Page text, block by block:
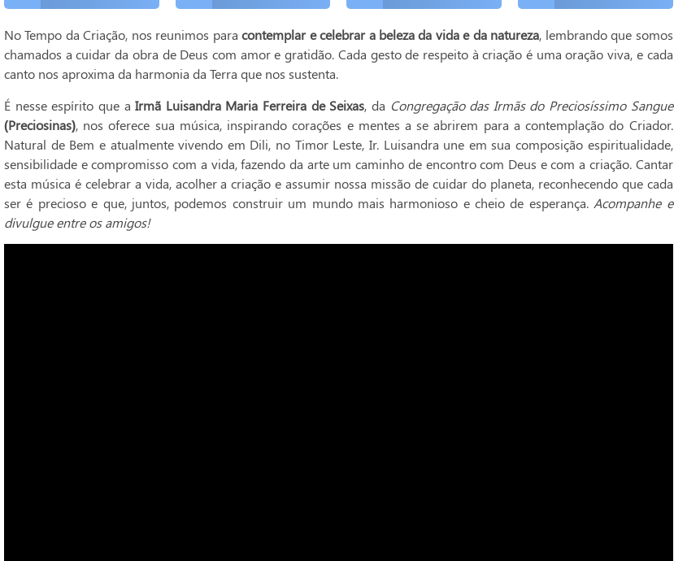
No Tempo da Criação, nos reunimos paracontemplar e celebrar a beleza da vida e da natureza, lembrando que somos
chamados a cuidar da obra de Deus com amor e gratidão. Cada gesto de respeito à criação é uma oração viva, e cada
canto nos aproxima da harmonia da Terra que nos sustenta.
É nesse espírito que aIrmã Luisandra Maria Ferreira de Seixas, da Congregação das Irmãs do Preciosíssimo Sangue
(Preciosinas), nos oferece sua música, inspirando corações e mentes a se abrirem para a contemplação do Criador.
Natural de Bem e atualmente vivendo em Dili, no Timor Leste, Ir. Luisandra une em sua composição espiritualidade,
sensibilidade e compromisso com a vida, fazendo da arte um caminho de encontro com Deus e com a criação. Cantar
esta música é celebrar a vida, acolher a criação e assumir nossa missão de cuidar do planeta, reconhecendo que cada
ser é precioso e que, juntos, podemos construir um mundo mais harmonioso e cheio de esperança. Acompanhe e
divulgue entre os amigos!